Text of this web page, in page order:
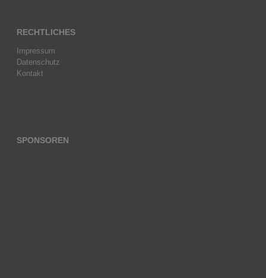
RECHTLICHES
Impressum
Datenschutz
Kontakt
SPONSOREN